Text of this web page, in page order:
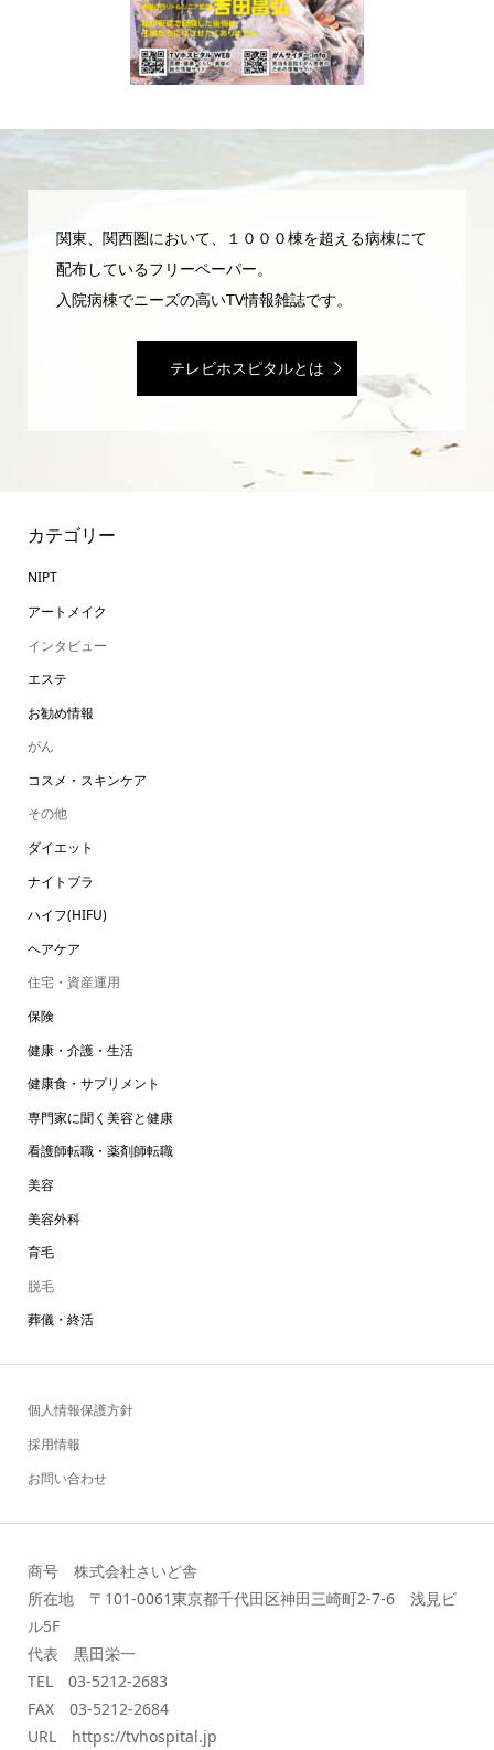
関東、関西圏において、１０００棟を超える病棟にて
配布しているフリーペーパー。
入院病棟でニーズの高いTV情報雑誌です。
テレビホスピタルとは
カテゴリー
NIPT
アートメイク
インタビュー
エステ
お勧め情報
がん
コスメ・スキンケア
その他
ダイエット
ナイトブラ
ハイフ(HIFU)
ヘアケア
住宅・資産運用
保険
健康・介護・生活
健康食・サプリメント
専門家に聞く美容と健康
看護師転職・薬剤師転職
美容
美容外科
育毛
脱毛
葬儀・終活
個人情報保護方針
採用情報
お問い合わせ
商号 株式会社さいど舎
所在地 〒101-0061東京都千代田区神田三崎町2-7-6 浅見ビ
ル5F
代表 黒田栄一
TEL 03-5212-2683
FAX 03-5212-2684
URL https://tvhospital.jp